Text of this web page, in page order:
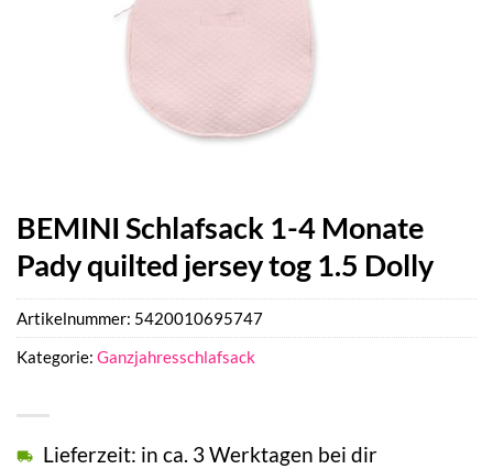
BEMINI Schlafsack 1-4 Monate
Pady quilted jersey tog 1.5 Dolly
Lieferzeit: in ca. 3 Werktagen bei dir
Artikelnummer: 5420010695747
Kategorie: Ganzjahresschlafsack